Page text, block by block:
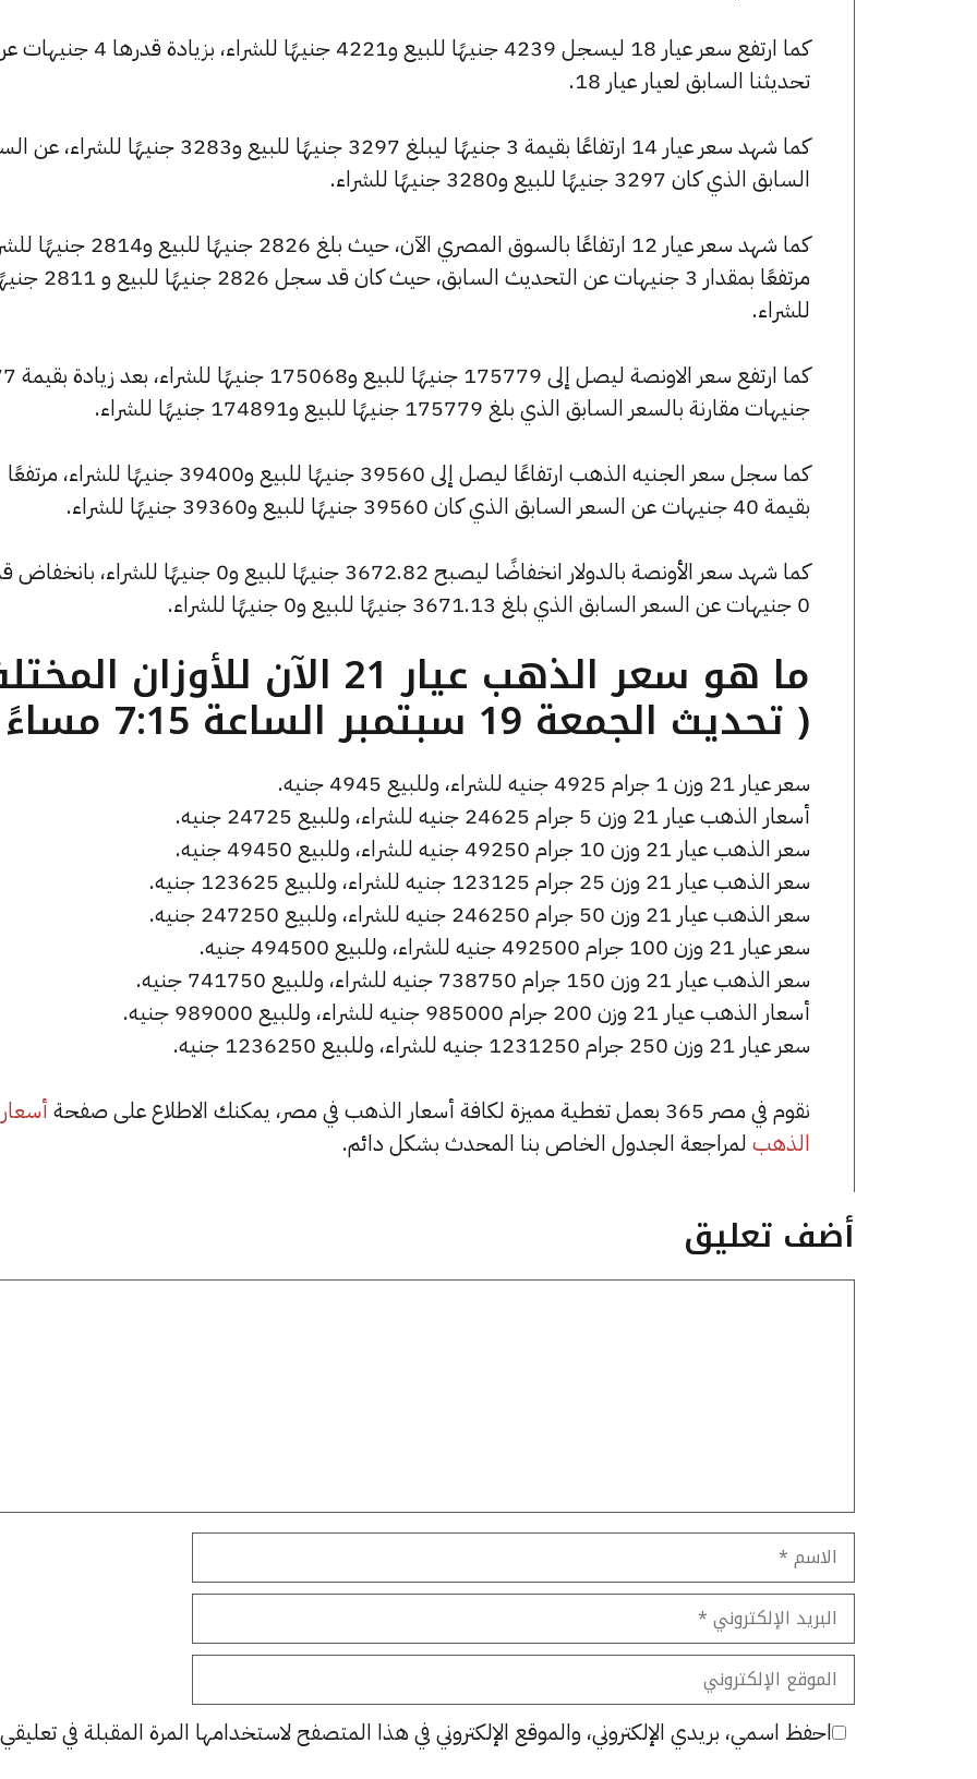
كما ارتفع سعر عيار 18 ليسجل 4239 جنيهًا للبيع و4221 جنيهًا للشراء، بزيادة
تحديثنا السابق لعيار عيار 18.
كما شهد سعر عيار 14 ارتفاعًا بقيمة 3 جنيهًا ليبلغ 3297 جنيهًا للبيع و3283 جنيهًا
السابق الذي كان 3297 جنيهًا للبيع و3280 جنيهًا للشراء.
كما شهد سعر عيار 12 ارتفاعًا بالسوق المصري الآن، حيث بلغ 2826 جنيهًا
مرتفعًا بمقدار 3 جنيهات عن التحديث السابق، حيث كان قد سجل
للشراء.
كما ارتفع سعر الاونصة
جنيهات مقارنة بالسعر السابق الذي بلغ 175779 جنيهًا للبيع و174891 جنيهًا للشراء.
كما سجل سعر الجنيه الذهب ارتفاعًا ليصل إلى 39560 جنيهًا للبيع و39400 جنيهًا للشراء، مرتفعًا
بقيمة 40 جنيهات عن السعر السابق الذي كان 39560 جنيهًا للبيع و39360 جنيهًا للشراء.
كما شهد سعر الأونصة بالدولار انخفاضًا ليصبح 3672.82 جنيهًا للبيع و0 جنيهًا للشراء،
0 جنيهات عن السعر السابق الذي بلغ 3671.13 جنيهًا للبيع و0 جنيهًا للشراء.
ما هو سعر الذهب عيار 21 الآن للأوزان
( تحديث الجمعة 19 سبتمبر الساعة 7:15 مساءً )
سعر عيار 21 وزن 1 جرام 4925 جنيه للشراء، وللبيع 4945 جنيه.
أسعار الذهب عيار 21 وزن 5 جرام 24625 جنيه للشراء، وللبيع 24725 جنيه.
سعر الذهب عيار 21 وزن 10 جرام 49250 جنيه للشراء، وللبيع 49450 جنيه.
سعر الذهب عيار 21 وزن 25 جرام 123125 جنيه للشراء، وللبيع 123625 جنيه.
سعر الذهب عيار 21 وزن 50 جرام 246250 جنيه للشراء، وللبيع 247250 جنيه.
سعر عيار 21 وزن 100 جرام 492500 جنيه للشراء، وللبيع 494500 جنيه.
سعر الذهب عيار 21 وزن 150 جرام 738750 جنيه للشراء، وللبيع 741750 جنيه.
أسعار الذهب عيار 21 وزن 200 جرام 985000 جنيه للشراء، وللبيع 989000 جنيه.
سعر عيار 21 وزن 250 جرام 1231250 جنيه للشراء، وللبيع 1236250 جنيه.
نقوم في مصر 365 بعمل تغطية مميزة لكافة أسعار الذهب في مصر، يمكنك الاطلاع على صفحة
أسعار
الذهب لمراجعة الجدول الخاص بنا المحدث بشكل دائم.
أضف تعليق
الاسم
البريد
الإلكتروني
الموقع
الإلكتروني
احفظ اسمي، بريدي الإلكتروني، والموقع الإلكتروني في هذا المتصفح لاستخدامها المرة المقبلة في